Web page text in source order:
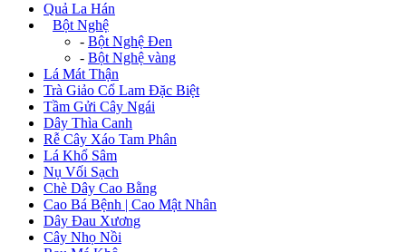
Quả La Hán
Bột Nghệ
- Bột Nghệ Đen
- Bột Nghệ vàng
Lá Mát Thận
Trà Giảo Cổ Lam Đặc Biệt
Tầm Gửi Cây Ngái
Dây Thìa Canh
Rễ Cây Xáo Tam Phân
Lá Khổ Sâm
Nụ Vối Sạch
Chè Dây Cao Bằng
Cao Bá Bệnh | Cao Mật Nhân
Dây Đau Xương
Cây Nhọ Nồi